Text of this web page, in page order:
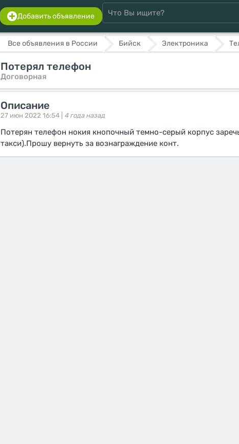
Добавить объявление
Все объявления в России Бийск Электроника
Потерял телефон
Договорная
Описание
27 июн 2022 16:54 | 4 года назад
Потерян телефон нокия кнопочный темно-серый корпус
такси).Прошу вернуть за вознаграждение конт.